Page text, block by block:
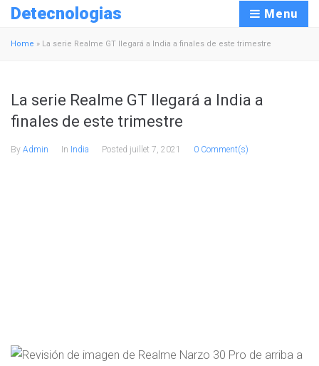
Detecnologias Menu
Home » La serie Realme GT llegará a India a finales de este trimestre
La serie Realme GT llegará a India a
finales de este trimestre
By Admin In India Posted juillet 7, 2021 0 Comment(s)